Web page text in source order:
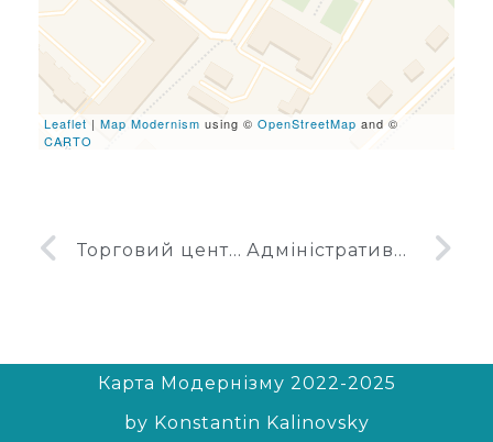
Leaflet | Map Modernism using © OpenStreetMap and ©
CARTO
Торговий центр у Вишгороді Адміністративна будівля у Вишгороді
Карта Модернізму 2022-2025
by Konstantin Kalinovsky